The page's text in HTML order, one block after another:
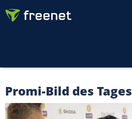
Promi-Bild des Tages